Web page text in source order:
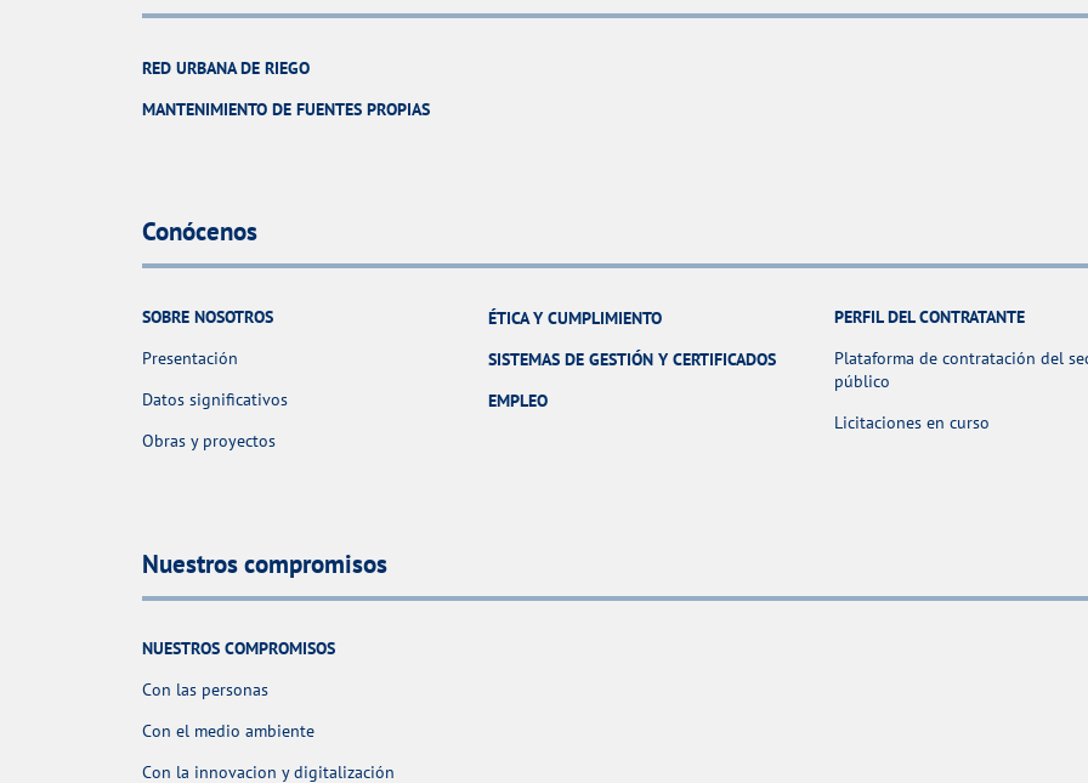
RED URBANA DE RIEGO
MANTENIMIENTO DE FUENTES PROPIAS
Conócenos
SOBRE NOSOTROS
Presentación
Datos significativos
Obras y proyectos
ÉTICA Y CUMPLIMIENTO
SISTEMAS DE GESTIÓN Y CERTIFICADOS
EMPLEO
PERFIL DEL CONTRATANTE
Plataforma de contratación del
público
Licitaciones en curso
Nuestros compromisos
NUESTROS COMPROMISOS
Con las personas
Con el medio ambiente
Con la innovacion y digitalización